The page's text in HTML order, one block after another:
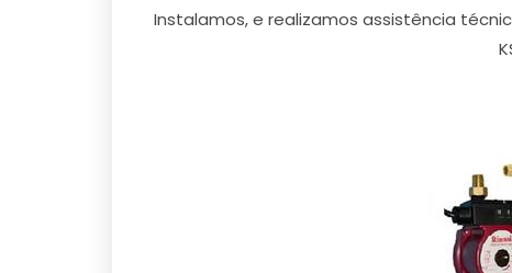
Instalamos, e realizamos assistência